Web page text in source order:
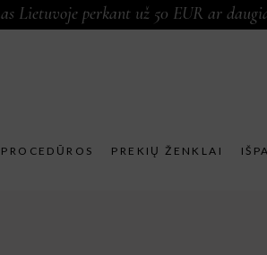
Lietuvoje perkant už 50 EUR ar
PROCEDŪROS PREKIŲ ŽENKLAI